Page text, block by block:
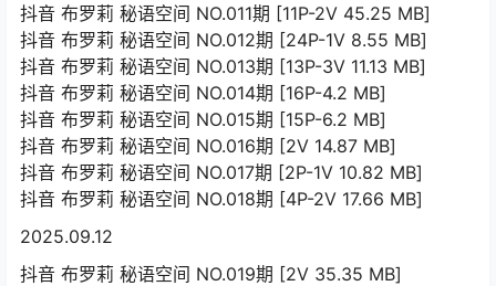
抖音 布罗莉 秘语空间 NO.011期 [11P-2V 45.25 MB]
抖音 布罗莉 秘语空间 NO.012期 [24P-1V 8.55 MB]
抖音 布罗莉 秘语空间 NO.013期 [13P-3V 11.13 MB]
抖音 布罗莉 秘语空间 NO.014期 [16P-4.2 MB]
抖音 布罗莉 秘语空间 NO.015期 [15P-6.2 MB]
抖音 布罗莉 秘语空间 NO.016期 [2V 14.87 MB]
抖音 布罗莉 秘语空间 NO.017期 [2P-1V 10.82 MB]
抖音 布罗莉 秘语空间 NO.018期 [4P-2V 17.66 MB]
2025.09.12
抖音 布罗莉 秘语空间 NO.019期 [2V 35.35 MB]